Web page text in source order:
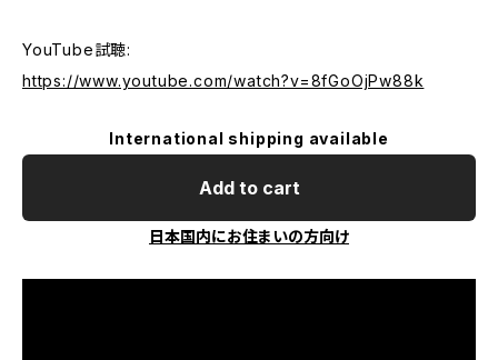
YouTube試聴:
https://www.youtube.com/watch?v=8fGoOjPw88k
International shipping available
Add to cart
日本国内にお住まいの方向け